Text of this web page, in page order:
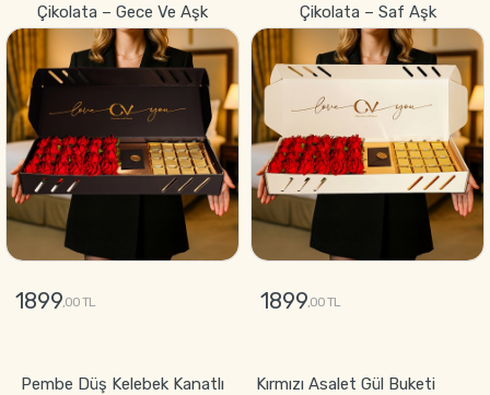
Çikolata – Gece Ve Aşk
1899,00 TL
Çikolata – Saf Aşk
1899,00 TL
Pembe Düş Kelebek Kanatlı
Kırmızı Asalet Gül Buketi